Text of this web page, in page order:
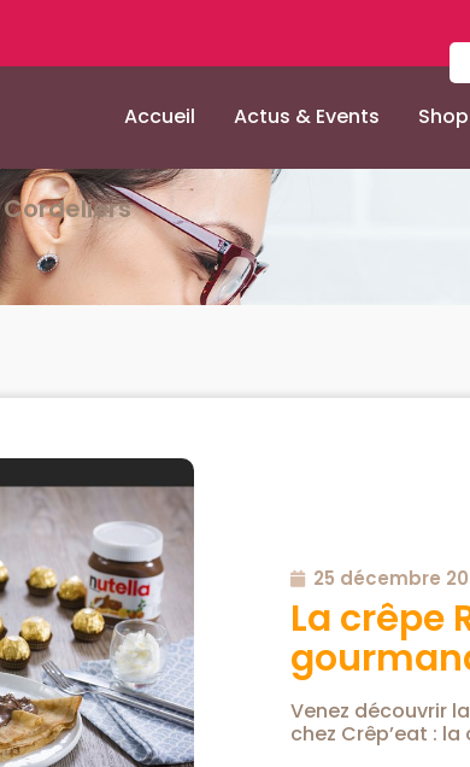
Accueil Actus & Events
25 décembre
La crêpe
Venez découvrir
chez Crêp’eat :